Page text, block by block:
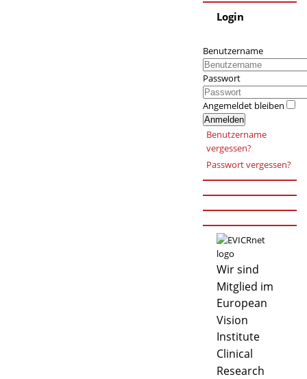
Login
Benutzername
Passwort
Angemeldet bleiben
Anmelden
Benutzername
vergessen?
Passwort vergessen?
Wir sind
Mitglied im
European
Vision
Institute
Clinical
Research